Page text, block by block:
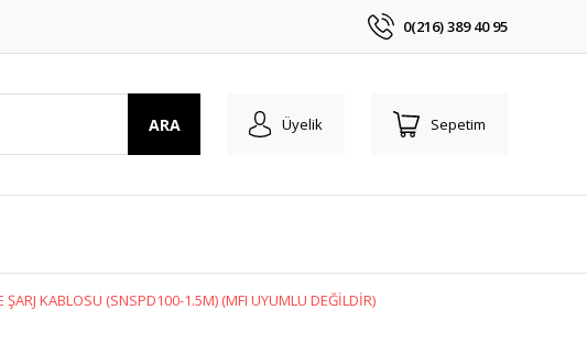
0(216) 389 40 95
ARA Üyelik Sepetim
KABLOSU (SNSPD100-1.5M) (MFI UYUMLU DEĞİLDİR)